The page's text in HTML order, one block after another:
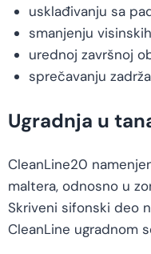
usklađivanju sa
smanjenju
urednoj završnoj
sprečavanju
Ugradnja u
CleanLine20
maltera, odnosno u
Skriveni sifonski deo
CleanLine ugradnom